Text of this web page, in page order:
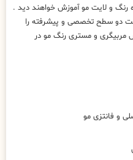
رنگ و لایت مو آموزش خواهند دید .
دو سطح تخصصی و پیشرفته را
مربیگری و مستری رنگ مو در
و فانتزی مو